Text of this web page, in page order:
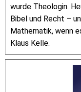
wurde Theologin.
Bibel und Recht –
Mathematik, wenn
Klaus Kelle.